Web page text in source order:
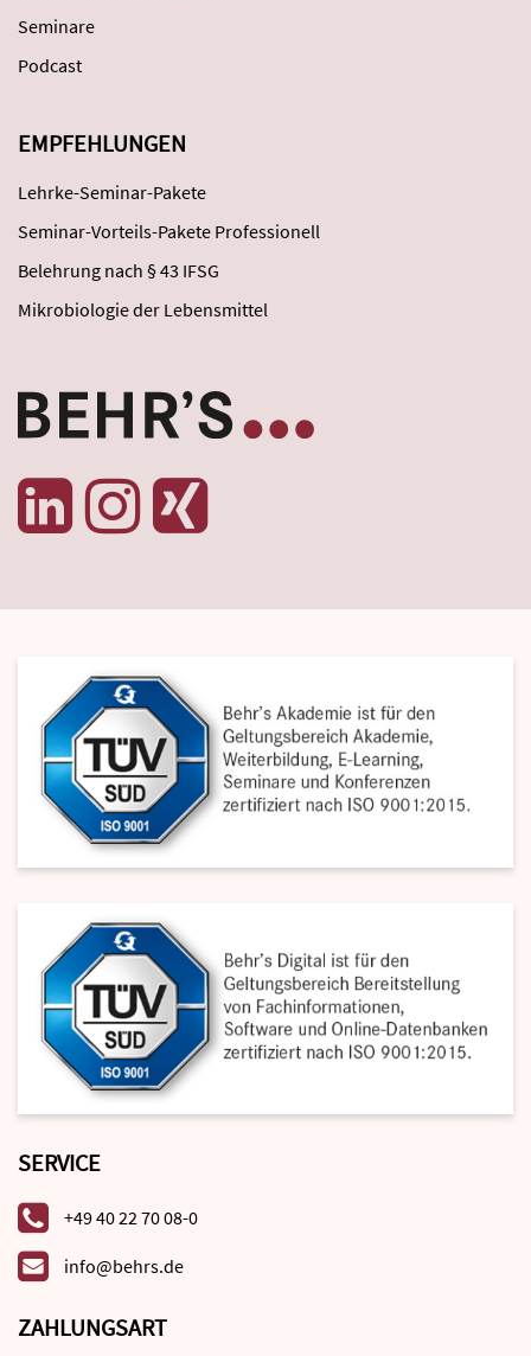
Seminare
Podcast
EMPFEHLUNGEN
Lehrke-Seminar-Pakete
Seminar-Vorteils-Pakete Professionell
Belehrung nach § 43 IFSG
Mikrobiologie der Lebensmittel
SERVICE
+49 40 22 70 08-0
info@behrs.de
ZAHLUNGSART